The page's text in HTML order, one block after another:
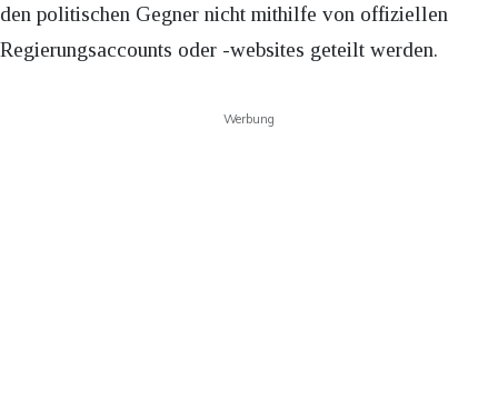
den politischen Gegner nicht mithilfe von offiziellen
Regierungsaccounts oder -websites geteilt werden.
Werbung